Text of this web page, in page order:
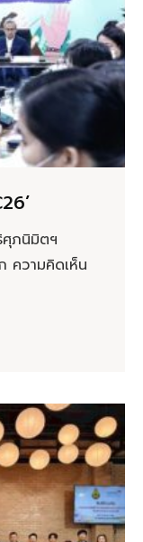
ศุภนิมิตฯ
ความคิดเห็น